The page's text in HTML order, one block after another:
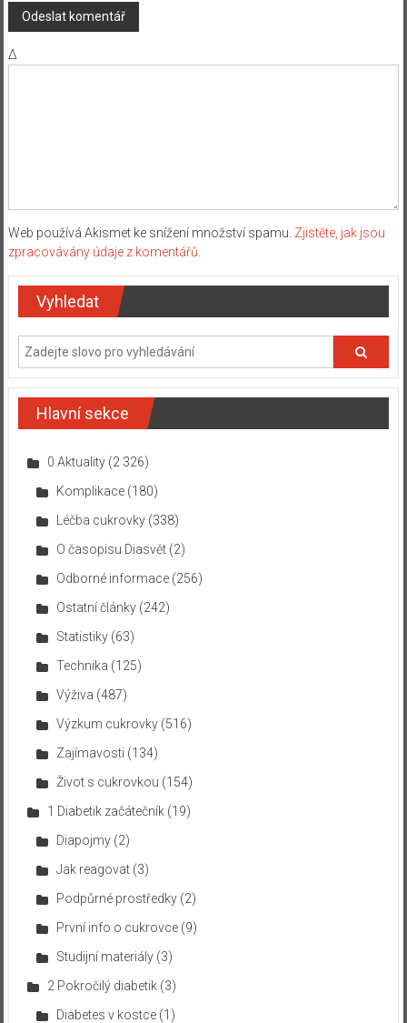
Δ
Web používá Akismet ke snížení množství spamu. Zjistěte, jak jsou
zpracovávány údaje z komentářů.
Vyhledat
Hlavní sekce
0 Aktuality(2 326)
Komplikace(180)
Léčba cukrovky(338)
O časopisu Diasvět(2)
Odborné informace(256)
Ostatní články(242)
Statistiky(63)
Technika (125)
Výživa (487)
Výzkum cukrovky(516)
Zajímavosti (134)
Život s cukrovkou (154)
1 Diabetik začátečník(19)
Diapojmy(2)
Jak reagovat(3)
Podpůrné prostředky(2)
První info o cukrovce(9)
Studijní materiály(3)
2 Pokročilý diabetik(3)
Diabetes v kostce(1)